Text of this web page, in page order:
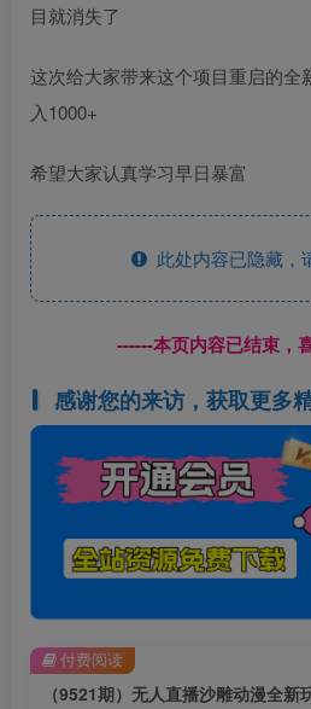
目就消失了
这次给大家带来这个项目重启的全
入1000+
希望大家认真学习早日暴富
此处内容已隐藏，
------本页内容已结束，
感谢您的来访，获取更多
付费阅读